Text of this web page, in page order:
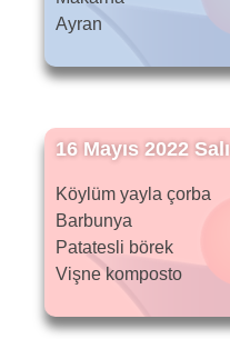
Ayran
16 Mayıs 2022 Salı
Köylüm yayla çorba
Barbunya
Patatesli börek
Vişne komposto